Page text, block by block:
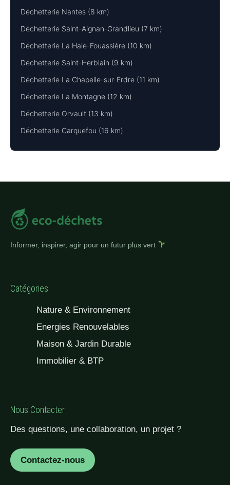
Déchetterie Nantes (8 km)
Déchetterie Saint-Aignan-Grandlieu (7 km)
Déchetterie La Haie-Fouassière (10 km)
Déchetterie Saint-Herblain (9 km)
Déchetterie La Chapelle-sur-Erdre (11 km)
Déchetterie La Montagne (12 km)
Déchetterie Orvault (13 km)
Déchetterie Carquefou (16 km)
Informer, inspirer, agir pour un futur plus vert
Catégories
Nature & Environnement
Energies Renouvelables
Maison & Jardin Durable
Immobilier & BTP
Nous Contacter
Des questions, une collaboration, un projet ?
Contactez-nous